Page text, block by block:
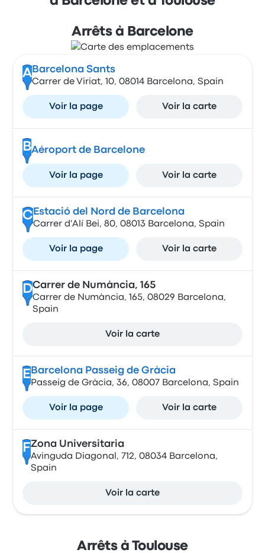
Arrêts à Barcelone
A Barcelona Sants
Carrer de Viriat, 10, 08014 Barcelona, Spain
Voir la page Voir la carte
BAéroport de Barcelone
Voir la page Voir la carte
CEstació del Nord de Barcelona
Carrer d'Alí Bei, 80, 08013 Barcelona, Spain
Voir la page Voir la carte
DCarrer de Numància, 165
Carrer de Numància, 165, 08029 Barcelona,
Spain
Voir la carte
E Barcelona Passeig de Gràcia
Passeig de Gràcia, 36, 08007 Barcelona, Spain
Voir la page Voir la carte
FZona Universitaria
Avinguda Diagonal, 712, 08034 Barcelona,
Spain
Voir la carte
Arrêts à Toulouse